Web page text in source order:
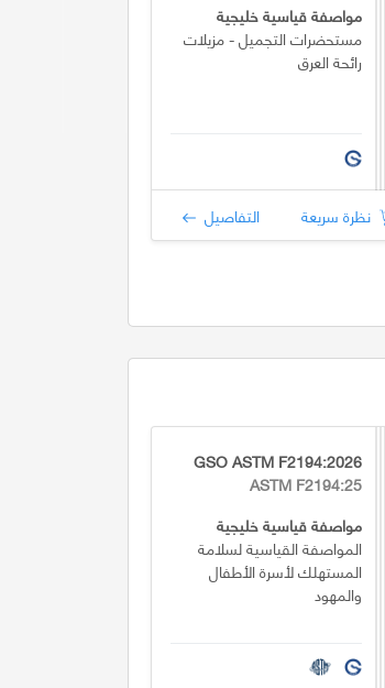
مواصفة قياسية خليجية
مستحضرات التجميل - مزيلات
رائحة العرق
نظرة سريعة التفاصيل
GSO ASTM F2194:2026
ASTM F2194:25
مواصفة قياسية خليجية
المواصفة القياسية لسلامة
المستهلك لأسرة الأطفال
والمهود